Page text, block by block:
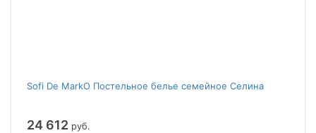
Sofi De MarkO Постельное белье семейное Селина
24 612 руб.